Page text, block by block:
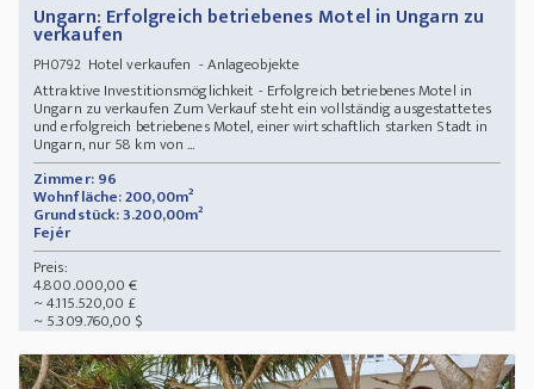
Ungarn: Erfolgreich betriebenes Motel in Ungarn zu
verkaufen
PH0792Hotel verkaufen - Anlageobjekte
Attraktive Investitionsmöglichkeit - Erfolgreich betriebenes Motel in
Ungarn zu verkaufen Zum Verkauf steht ein vollständig ausgestattetes
und erfolgreich betriebenes Motel, einer wirtschaftlich starken Stadt in
Ungarn, nur 58 km von ...
Zimmer: 96
Wohnfläche: 200,00m²
Grundstück: 3.200,00m²
Fejér
Preis:
4.800.000,00 €
~ 4.115.520,00 £
~ 5.309.760,00 $